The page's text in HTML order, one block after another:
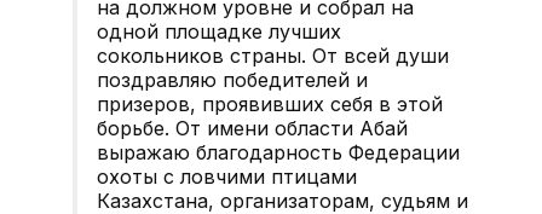
на должном уровне и собрал на
одной площадке лучших
сокольников страны. От всей души
поздравляю победителей и
призеров, проявивших себя в этой
борьбе. От имени области Абай
выражаю благодарность Федерации
охоты с ловчими птицами
Казахстана, организаторам, судьям и